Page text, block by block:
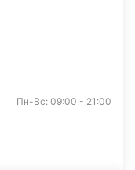
Пн-Вс: 09:00 - 21:00